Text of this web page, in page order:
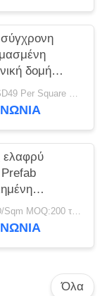
δομή
USD29-USD49 Per Square Meter MOQ:200 τετραγωνικά μέτρα
ελαφρύ
δομή
για
35-50 USD/Sqm MOQ:200 τετραγωνικά μέτρα
Όλα